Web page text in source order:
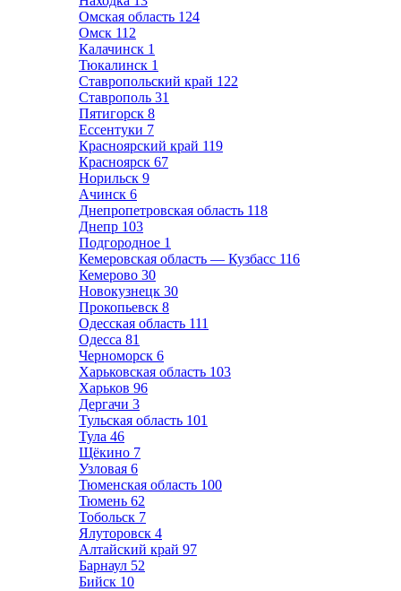
Омская область 124
Омск 112
Калачинск 1
Тюкалинск 1
Ставропольский край 122
Ставрополь 31
Пятигорск 8
Ессентуки 7
Красноярский край 119
Красноярск 67
Норильск 9
Ачинск 6
Днепропетровская область 118
Днепр 103
Подгородное 1
Кемеровская область — Кузбасс 116
Кемерово 30
Новокузнецк 30
Прокопьевск 8
Одесская область 111
Одесса 81
Черноморск 6
Харьковская область 103
Харьков 96
Дергачи 3
Тульская область 101
Тула 46
Щёкино 7
Узловая 6
Тюменская область 100
Тюмень 62
Тобольск 7
Ялуторовск 4
Алтайский край 97
Барнаул 52
Бийск 10